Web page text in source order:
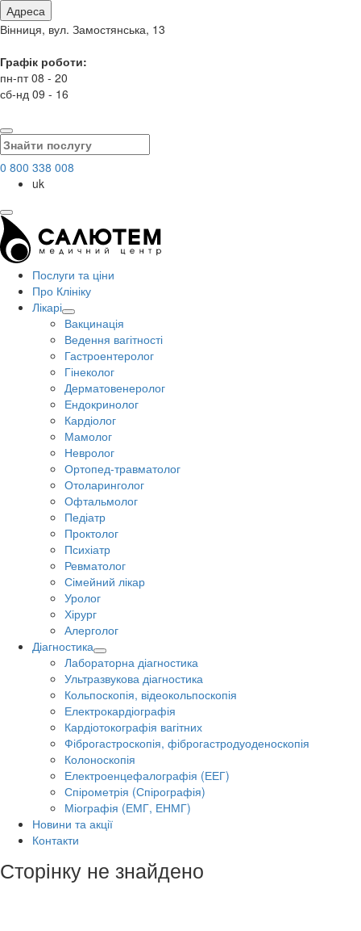
Адреса
Вінниця, вул. Замостянська, 13
Графік роботи:
пн-пт 08 - 20
сб-нд 09 - 16
0 800 338 008
uk
Послуги та ціни
Про Клініку
Лікарі
Вакцинація
Ведення вагітності
Гастроентеролог
Гінеколог
Дерматовенеролог
Ендокринолог
Кардіолог
Мамолог
Невролог
Ортопед-травматолог
Отоларинголог
Офтальмолог
Педіатр
Проктолог
Психіатр
Ревматолог
Сімейний лікар
Уролог
Хірург
Алерголог
Діагностика
Лабораторна діагностика
Ультразвукова діагностика
Кольпоскопія, відеокольпоскопія
Електрокардіографія
Кардіотокографія вагітних
Фіброгастроскопія, фіброгастродуоденоскопія
Колоноскопія
Електроенцефалографія (ЕЕГ)
Спірометрія (Спірографія)
Міографія (ЕМГ, ЕНМГ)
Новини та акції
Контакти
Сторінку не знайдено